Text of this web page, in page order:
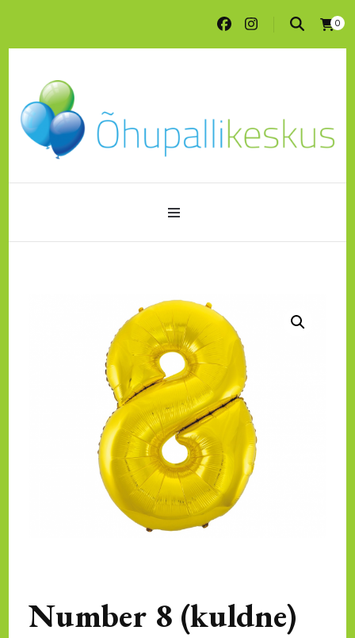
0
pood.ohupallikeskus.ee
Peotarbed ja õhupallitrükk ühest kohast
Number 8 (kuldne)